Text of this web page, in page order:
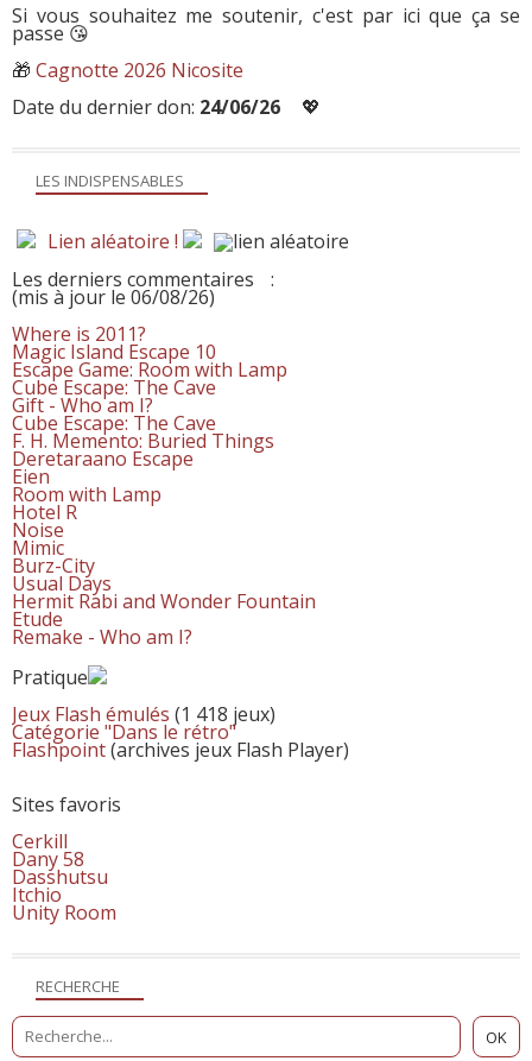
RECHERCHE
LES INDISPENSABLES
Lien aléatoire !
Les derniers commentaires
:
(mis à jour le 06/08/26)
Where is 2011?
Magic Island Escape 10
Escape Game: Room with Lamp
Cube Escape: The Cave
Gift - Who am I?
Cube Escape: The Cave
F. H. Memento: Buried Things
Deretaraano Escape
Eien
Room with Lamp
Hotel R
Noise
Mimic
Burz-City
Usual Days
Hermit Rabi and Wonder Fountain
Etude
Remake - Who am I?
Pratique
Jeux Flash émulés (1 418 jeux)
Catégorie "Dans le rétro"
Flashpoint(archives jeux Flash Player)
Sites favoris
Cerkill
Dany 58
Dasshutsu
Itchio
Unity Room
Si vous souhaitez me soutenir, c'est par ici que ça se
passe 😘
🎁 Cagnotte 2026 Nicosite
Date du dernier don: 24/06/26 💖